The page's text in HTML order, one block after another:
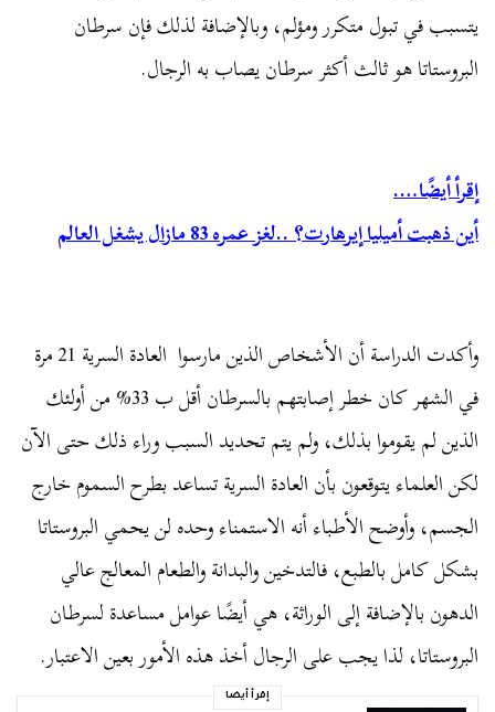
يتسبب في تبول متكرر ومؤلم، وبالإضافة لذلك فإن سرطان
البروستاتا هو ثالث أكثر سرطان يصاب به الرجال.
إقرأ أيضًا….
أين ذهبت أميليا إيرهارت؟ ..لغز عمره 83 مازال يشغل العالم
وأكدت الدراسة أن الأشخاص الذين مارسوا العادة السرية 21 مرة
في الشهر كان خطر إصابتهم بالسرطان أقل ب 33% من أولئك
الذين لم يقوموا بذلك، ولم يتم تحديد السبب وراء ذلك حتى الآن
لكن العلماء يتوقعون بأن العادة السرية تساعد بطرح السموم خارج
الجسم، وأوضح الأطباء أنه الاستمناء وحده لن يحمي البروستاتا
بشكل كامل بالطبع، فالتدخين والبدانة والطعام المعالج عالي
الدهون بالإضافة إلى الوراثة، هي أيضًا عوامل مساعدة لسرطان
البروستاتا، لذا يجب على الرجال أخذ هذه الأمور بعين الاعتبار.
إقرأ أيضا